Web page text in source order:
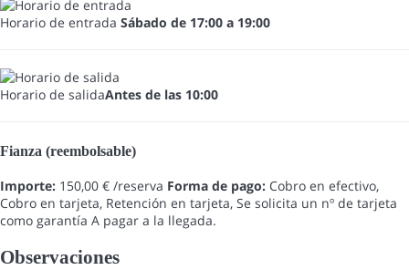
Horario de entrada Sábado de 17:00 a 19:00
Horario de salidaAntes de las 10:00
Fianza (reembolsable)
Importe: 150,00 € /reserva Forma de pago: Cobro en efectivo,
Cobro en tarjeta, Retención en tarjeta, Se solicita un nº de tarjeta
como garantía A pagar a la llegada.
Observaciones